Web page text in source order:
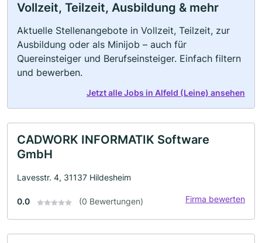
Vollzeit, Teilzeit, Ausbildung & mehr
Aktuelle Stellenangebote in Vollzeit, Teilzeit, zur
Ausbildung oder als Minijob – auch für
Quereinsteiger und Berufseinsteiger. Einfach filtern
und bewerben.
Jetzt alle Jobs in Alfeld (Leine) ansehen
CADWORK INFORMATIK Software
GmbH
Lavesstr. 4, 31137 Hildesheim
0.0 (0 Bewertungen) Firma bewerten